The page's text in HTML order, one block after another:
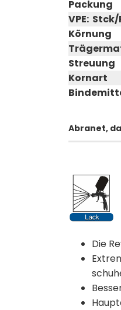
Packung
VPE:
Körnung
Streuung
Kornart
Abranet,
Die